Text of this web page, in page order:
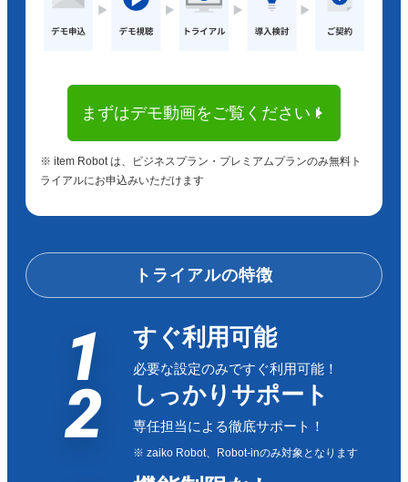
まずはデモ動画をご覧ください！
※ item Robot は、ビジネスプラン・プレミアムプランのみ無料ト
ライアルにお申込みいただけます
トライアルの特徴
1 すぐ利用可能
必要な設定のみですぐ利用可能！
2 しっかりサポート
専任担当による徹底サポート！
※ zaiko Robot、Robot-inのみ対象となります